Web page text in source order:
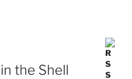
the Shell